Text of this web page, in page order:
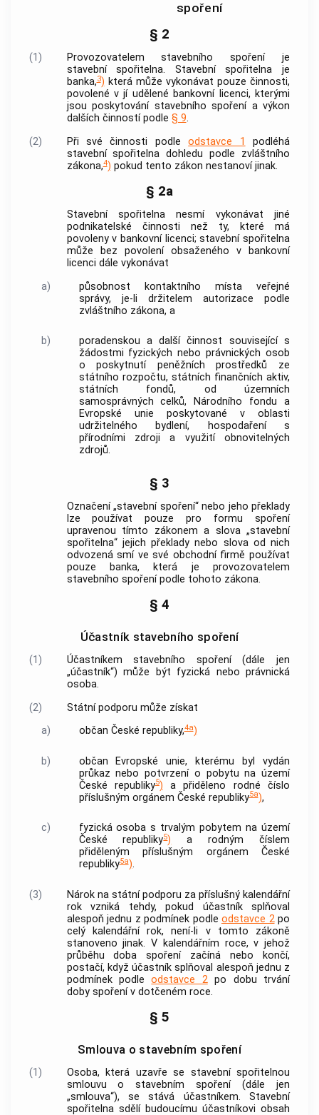
spoření
§ 2
(1)
Provozovatelem stavebního spoření je
stavební spořitelna. Stavební spořitelna je
banka,3) která může vykonávat pouze činnosti,
povolené v jí udělené bankovní licenci, kterými
jsou poskytování stavebního spoření a výkon
dalších činností podle § 9.
(2)
Při své činnosti podleodstavce 1
podléhá
stavební spořitelna dohledu podle zvláštního
zákona,4) pokud tento zákon nestanoví jinak.
§ 2a
Stavební spořitelna nesmí vykonávat jiné
podnikatelské činnosti než ty, které má
povoleny v bankovní licenci; stavební spořitelna
může bez povolení obsaženého v bankovní
licenci dále vykonávat
a)
působnost kontaktního místa veřejné
správy, je-li držitelem autorizace podle
zvláštního zákona, a
b)
poradenskou a další činnost související s
žádostmi fyzických nebo právnických osob
o poskytnutí peněžních prostředků ze
státního rozpočtu, státních finančních aktiv,
státních fondů, od územních
samosprávných celků, Národního fondu a
Evropské unie poskytované v oblasti
udržitelného bydlení, hospodaření s
přírodními zdroji a využití obnovitelných
zdrojů.
§ 3
Označení „stavební spoření“ nebo jeho překlady
lze používat pouze pro formu spoření
upravenou tímto zákonem a slova „stavební
spořitelna“ jejich překlady nebo slova od nich
odvozená smí ve své obchodní firmě používat
pouze
banka, která je provozovatelem
stavebního spoření podle tohoto zákona.
§ 4
Účastník stavebního spoření
(1)
Účastníkem stavebního spoření (dále jen
„účastník“) může být fyzická nebo právnická
osoba.
(2)
Státní podporu může získat
a)
občan České republiky,4a)
b)
občan Evropské unie, kterému byl vydán
průkaz nebo potvrzení o pobytu na území
České republiky5) a přiděleno rodné číslo
příslušným orgánem České republiky5a),
c)
fyzická osoba s trvalým pobytem na území
České republiky5) a rodným číslem
přiděleným příslušným orgánem České
republiky5a).
(3)
Nárok na státní podporu za příslušný kalendářní
rok vzniká tehdy, pokud účastník splňoval
alespoň jednu z podmínek podle odstavce 2po
celý kalendářní rok, není-li v tomto zákoně
stanoveno jinak. V kalendářním roce, v jehož
průběhu doba spoření začíná nebo končí,
postačí, když účastník splňoval alespoň jednu z
podmínek podleodstavce 2po dobu trvání
doby spoření v dotčeném roce.
§ 5
Smlouva o stavebním spoření
(1)
Osoba, která uzavře se stavební spořitelnou
smlouvu o stavebním spoření (dále jen
„smlouva“), se stává účastníkem. Stavební
spořitelna sdělí budoucímu účastníkovi obsah